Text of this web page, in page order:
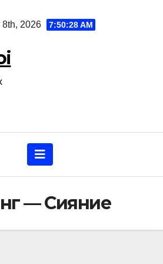
2026 7:50:28 AM
— Сияние